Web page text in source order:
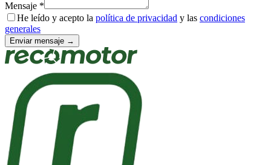
Mensaje *
He leído y acepto la política de privacidad y las condiciones
generales
Enviar mensaje →